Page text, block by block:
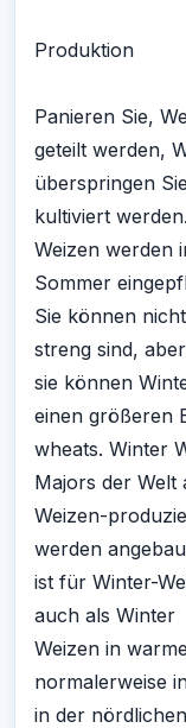
Produktion
Panieren Sie,
geteilt werden,
überspringen
kultiviert
Weizen werden
Sommer
Sie können
streng sind,
sie können
einen größeren
wheats. Winter
Majors der Welt
Weizen-
werden
ist für Winter-
auch als Winter
Weizen in
normalerweise
in der